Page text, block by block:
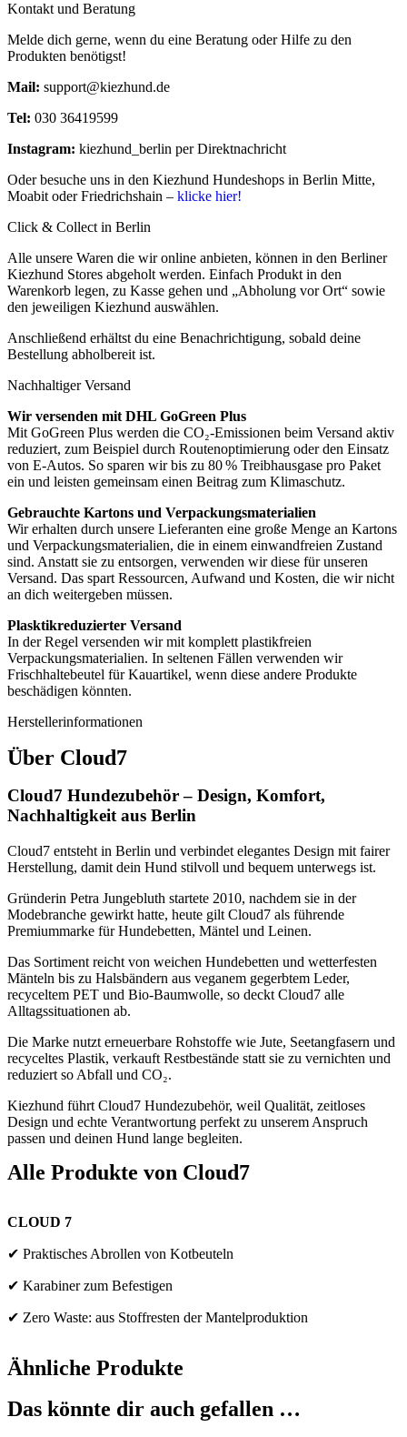
Kontakt und Beratung
Melde dich gerne, wenn du eine Beratung oder Hilfe zu den
Produkten benötigst!
Mail: support@kiezhund.de
Tel: 030 36419599
Instagram: kiezhund_berlin per Direktnachricht
Oder besuche uns in den Kiezhund Hundeshops in Berlin Mitte,
Moabit oder Friedrichshain – klicke hier!
Click & Collect in Berlin
Alle unsere Waren die wir online anbieten, können in den Berliner
Kiezhund Stores abgeholt werden. Einfach Produkt in den
Warenkorb legen, zu Kasse gehen und „Abholung vor Ort“ sowie
den jeweiligen Kiezhund auswählen.
Anschließend erhältst du eine Benachrichtigung, sobald deine
Bestellung abholbereit ist.
Nachhaltiger Versand
Wir versenden mit DHL GoGreen Plus
Mit GoGreen Plus werden die CO₂-Emissionen beim Versand aktiv
reduziert, zum Beispiel durch Routenoptimierung oder den Einsatz
von E-Autos. So sparen wir bis zu 80 % Treibhausgase pro Paket
ein und leisten gemeinsam einen Beitrag zum Klimaschutz.
Gebrauchte Kartons und Verpackungsmaterialien
Wir erhalten durch unsere Lieferanten eine große Menge an Kartons
und Verpackungsmaterialien, die in einem einwandfreien Zustand
sind. Anstatt sie zu entsorgen, verwenden wir diese für unseren
Versand. Das spart Ressourcen, Aufwand und Kosten, die wir nicht
an dich weitergeben müssen.
Plasktikreduzierter Versand
In der Regel versenden wir mit komplett plastikfreien
Verpackungsmaterialien. In seltenen Fällen verwenden wir
Frischhaltebeutel für Kauartikel, wenn diese andere Produkte
beschädigen könnten.
Herstellerinformationen
Über Cloud7
Cloud7 Hundezubehör – Design, Komfort,
Nachhaltigkeit aus Berlin
Cloud7 entsteht in Berlin und verbindet elegantes Design mit fairer
Herstellung, damit dein Hund stilvoll und bequem unterwegs ist.
Gründerin Petra Jungebluth startete 2010, nachdem sie in der
Modebranche gewirkt hatte, heute gilt Cloud7 als führende
Premiummarke für Hundebetten, Mäntel und Leinen.
Das Sortiment reicht von weichen Hundebetten und wetterfesten
Mänteln bis zu Halsbändern aus veganem gegerbtem Leder,
recyceltem PET und Bio-Baumwolle, so deckt Cloud7 alle
Alltagssituationen ab.
Die Marke nutzt erneuerbare Rohstoffe wie Jute, Seetangfasern und
recyceltes Plastik, verkauft Restbestände statt sie zu vernichten und
reduziert so Abfall und CO₂.
Kiezhund führt Cloud7 Hundezubehör, weil Qualität, zeitloses
Design und echte Verantwortung perfekt zu unserem Anspruch
passen und deinen Hund lange begleiten.
Alle Produkte von Cloud7
CLOUD 7
✔ Praktisches Abrollen von Kotbeuteln
✔ Karabiner zum Befestigen
✔ Zero Waste: aus Stoffresten der Mantelproduktion
Ähnliche Produkte
Das könnte dir auch gefallen …